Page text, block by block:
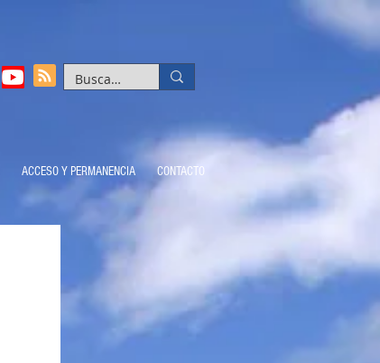
ACCESO Y PERMANENCIA CONTACTO